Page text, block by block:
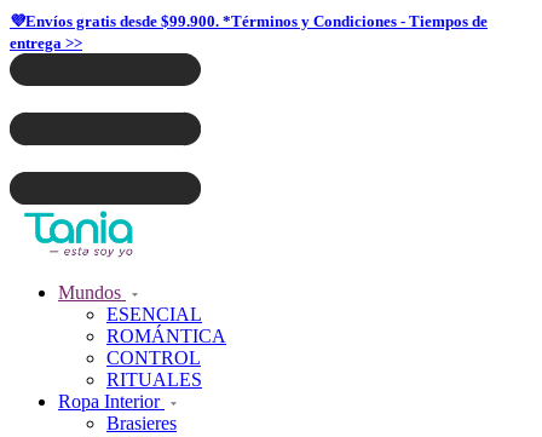
💜Envíos gratis desde $99.900. *Términos y Condiciones - Tiempos de
entrega >>
Mundos
ESENCIAL
ROMÁNTICA
CONTROL
RITUALES
Ropa Interior
Brasieres